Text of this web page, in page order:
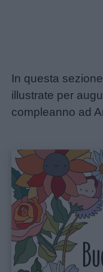
In questa
illustrate per
compleanno ad